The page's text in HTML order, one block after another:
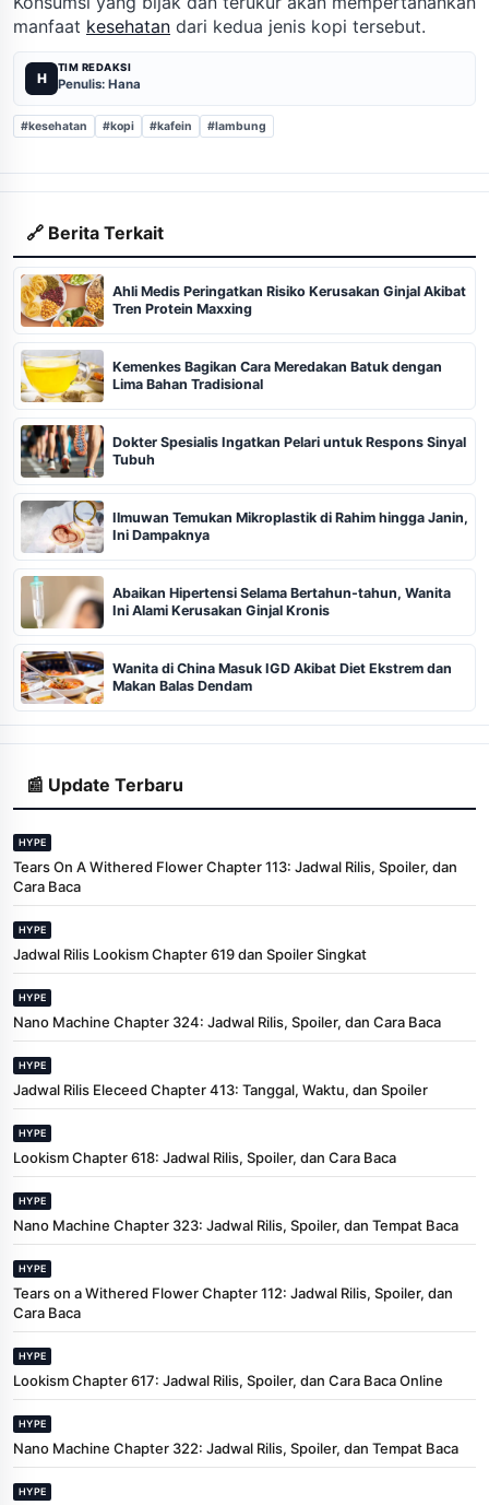
manfaat kesehatan dari kedua jenis kopi tersebut.
H
TIM REDAKSI
Penulis: Hana
#kesehatan #kopi #kafein #lambung
🔗 Berita Terkait
Ahli Medis Peringatkan Risiko Kerusakan Ginjal Akibat
Tren Protein Maxxing
Kemenkes Bagikan Cara Meredakan Batuk dengan
Lima Bahan Tradisional
Dokter Spesialis Ingatkan Pelari untuk Respons Sinyal
Tubuh
Ilmuwan Temukan Mikroplastik di Rahim hingga Janin,
Ini Dampaknya
Abaikan Hipertensi Selama Bertahun-tahun, Wanita
Ini Alami Kerusakan Ginjal Kronis
Wanita di China Masuk IGD Akibat Diet Ekstrem dan
Makan Balas Dendam
📰 Update Terbaru
HYPE
Tears On A Withered Flower Chapter 113: Jadwal Rilis, Spoiler, dan
Cara Baca
HYPE
Jadwal Rilis Lookism Chapter 619 dan Spoiler Singkat
HYPE
Nano Machine Chapter 324: Jadwal Rilis, Spoiler, dan Cara Baca
HYPE
Jadwal Rilis Eleceed Chapter 413: Tanggal, Waktu, dan Spoiler
HYPE
Lookism Chapter 618: Jadwal Rilis, Spoiler, dan Cara Baca
HYPE
Nano Machine Chapter 323: Jadwal Rilis, Spoiler, dan Tempat Baca
HYPE
Tears on a Withered Flower Chapter 112: Jadwal Rilis, Spoiler, dan
Cara Baca
HYPE
Lookism Chapter 617: Jadwal Rilis, Spoiler, dan Cara Baca Online
HYPE
Nano Machine Chapter 322: Jadwal Rilis, Spoiler, dan Tempat Baca
HYPE